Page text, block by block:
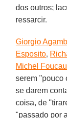
dos outros;
ressarcir.
Giorgio
Esposito,
Michel
serem "pouco
se darem
coisa, de
"passado por